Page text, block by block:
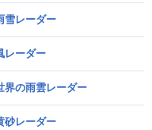
雪レーダー
レーダー
界の雨雲レーダー
砂レーダー